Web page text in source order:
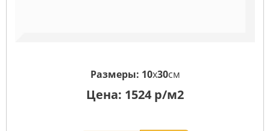
Размеры: 10x30см
Цена: 1524 р/м2